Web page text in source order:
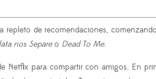
de recomendaciones,
nos Separeo Dead To Me.
Netflix para compartir con amigos. En